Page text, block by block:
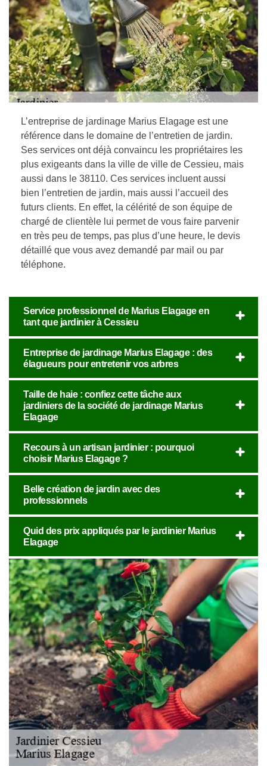
L’entreprise de jardinage Marius Elagage est une
référence dans le domaine de l’entretien de jardin.
Ses services ont déjà convaincu les propriétaires les
plus exigeants dans la ville de ville de Cessieu, mais
aussi dans le 38110. Ces services incluent aussi
bien l’entretien de jardin, mais aussi l’accueil des
futurs clients. En effet, la célérité de son équipe de
chargé de clientèle lui permet de vous faire parvenir
en très peu de temps, pas plus d’une heure, le devis
détaillé que vous avez demandé par mail ou par
téléphone.
Service professionnel de Marius Elagage en
tant que jardinier à Cessieu
Entreprise de jardinage Marius Elagage : des
élagueurs pour entretenir vos arbres
Taille de haie : confiez cette tâche aux
jardiniers de la société de jardinage Marius
Elagage
Recours à un artisan jardinier : pourquoi
choisir Marius Elagage ?
Belle création de jardin avec des
professionnels
Quid des prix appliqués par le jardinier Marius
Elagage